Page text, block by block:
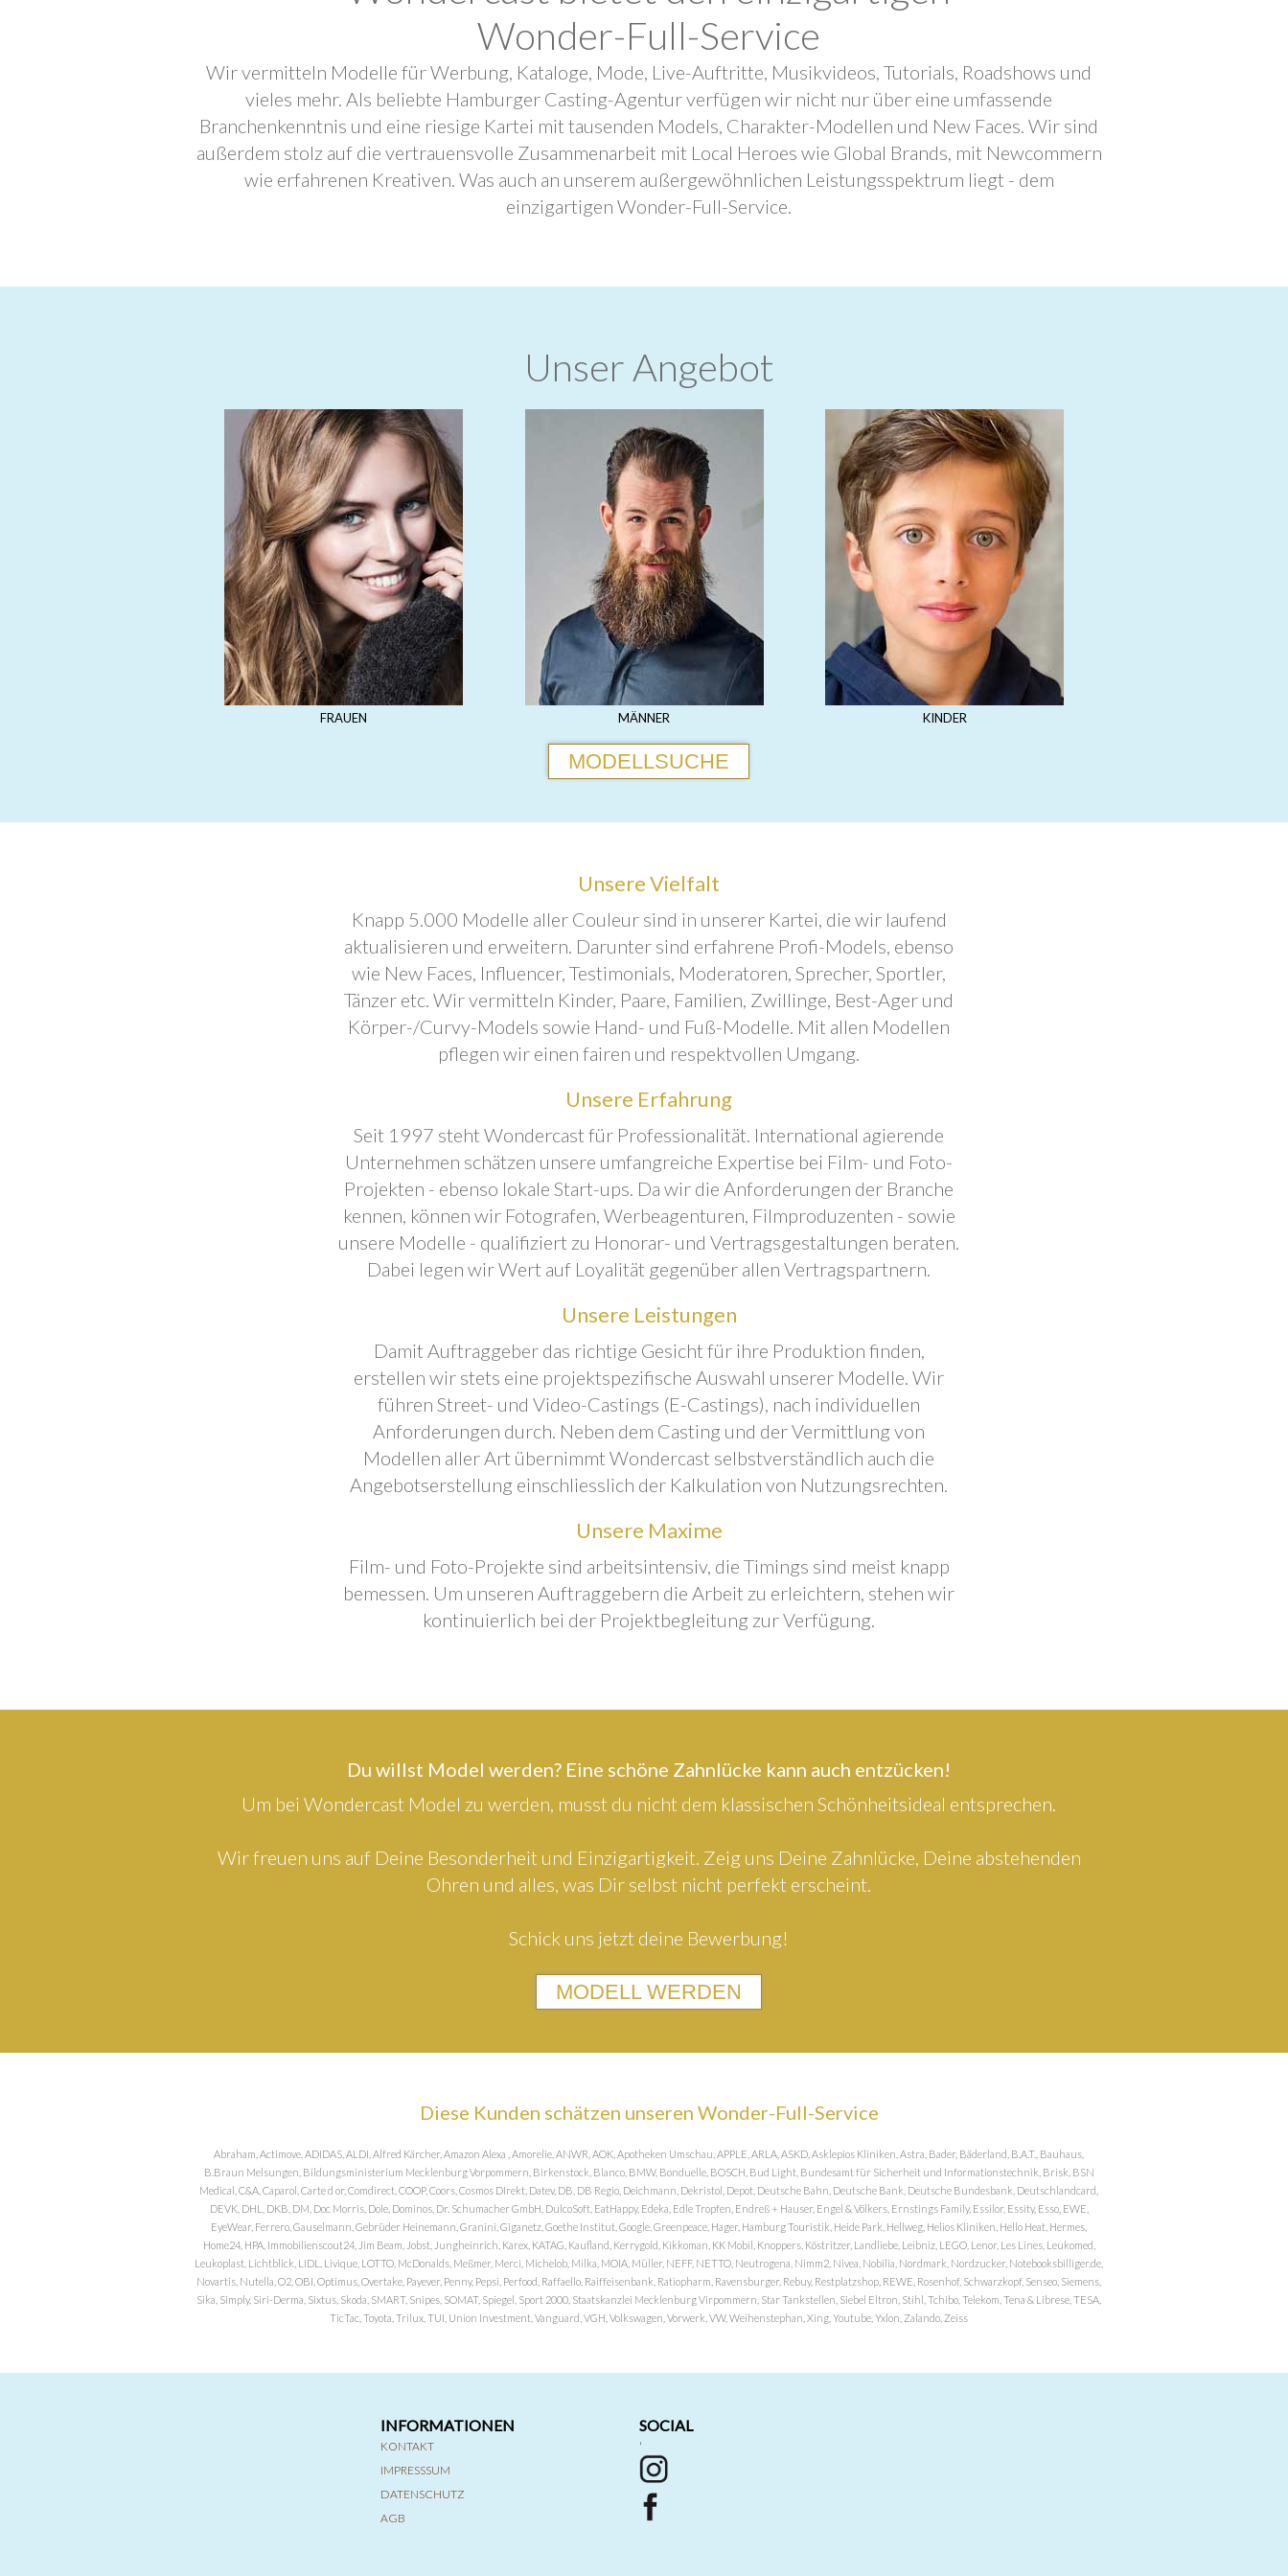
Wonder-Full-Service
Wir vermitteln Modelle für Werbung, Kataloge, Mode, Live-Auftritte, Musikvideos, Tutorials, Roadshows und
vieles mehr. Als beliebte Hamburger Casting-Agentur verfügen wir nicht nur über eine umfassende
Branchenkenntnis und eine riesige Kartei mit tausenden Models, Charakter-Modellen und New Faces. Wir sind
außerdem stolz auf die vertrauensvolle Zusammenarbeit mit Local Heroes wie Global Brands, mit Newcommern
wie erfahrenen Kreativen. Was auch an unserem außergewöhnlichen Leistungsspektrum liegt - dem
einzigartigen Wonder-Full-Service.
Unser Angebot
FRAUEN MÄNNER KINDER
MODELLSUCHE
Unsere Vielfalt
Knapp 5.000 Modelle aller Couleur sind in unserer Kartei, die wir laufend
aktualisieren und erweitern. Darunter sind erfahrene Profi-Models, ebenso
wie New Faces, Influencer, Testimonials, Moderatoren, Sprecher, Sportler,
Tänzer etc. Wir vermitteln Kinder, Paare, Familien, Zwillinge, Best-Ager und
Körper-/Curvy-Models sowie Hand- und Fuß-Modelle. Mit allen Modellen
pflegen wir einen fairen und respektvollen Umgang.
Unsere Erfahrung
Seit 1997 steht Wondercast für Professionalität. International agierende
Unternehmen schätzen unsere umfangreiche Expertise bei Film- und Foto-
Projekten - ebenso lokale Start-ups. Da wir die Anforderungen der Branche
kennen, können wir Fotografen, Werbeagenturen, Filmproduzenten - sowie
unsere Modelle - qualifiziert zu Honorar- und Vertragsgestaltungen beraten.
Dabei legen wir Wert auf Loyalität gegenüber allen Vertragspartnern.
Unsere Leistungen
Damit Auftraggeber das richtige Gesicht für ihre Produktion finden,
erstellen wir stets eine projektspezifische Auswahl unserer Modelle. Wir
führen Street- und Video-Castings (E-Castings), nach individuellen
Anforderungen durch. Neben dem Casting und der Vermittlung von
Modellen aller Art übernimmt Wondercast selbstverständlich auch die
Angebotserstellung einschliesslich der Kalkulation von Nutzungsrechten.
Unsere Maxime
Film- und Foto-Projekte sind arbeitsintensiv, die Timings sind meist knapp
bemessen. Um unseren Auftraggebern die Arbeit zu erleichtern, stehen wir
kontinuierlich bei der Projektbegleitung zur Verfügung.
Du willst Model werden? Eine schöne Zahnlücke kann auch entzücken!
Um bei Wondercast Model zu werden, musst du nicht dem klassischen Schönheitsideal entsprechen.
Wir freuen uns auf Deine Besonderheit und Einzigartigkeit. Zeig uns Deine Zahnlücke, Deine abstehenden
Ohren und alles, was Dir selbst nicht perfekt erscheint.
Schick uns jetzt deine Bewerbung!
MODELL WERDEN
Diese Kunden schätzen unseren Wonder-Full-Service
Abraham, Actimove, ADIDAS, ALDI, Alfred Kärcher, Amazon Alexa , Amorelie, ANWR, AOK, Apotheken Umschau, APPLE, ARLA, ASKD, Asklepios Kliniken, Astra, Bader, Bäderland, B.A.T., Bauhaus,
B.Braun Melsungen, Bildungsministerium Mecklenburg Vorpommern, Birkenstock, Blanco, BMW, Bonduelle, BOSCH, Bud Light, Bundesamt für Sicherheit und Informationstechnik, Brisk, BSN
Medical, C&A, Caparol, Carte d or, Comdirect, COOP, Coors, Cosmos DIrekt, Datev, DB, DB Regio, Deichmann, Dekristol, Depot, Deutsche Bahn, Deutsche Bank, Deutsche Bundesbank, Deutschlandcard,
DEVK, DHL, DKB, DM, Doc Morris, Dole, Dominos, Dr. Schumacher GmbH, DulcoSoft, EatHappy, Edeka, Edle Tropfen, Endreß + Hauser, Engel & Völkers, Ernstings Family, Essilor, Essity, Esso, EWE,
EyeWear, Ferrero, Gauselmann, Gebrüder Heinemann, Granini, Giganetz, Goethe Institut, Google, Greenpeace, Hager, Hamburg Touristik, Heide Park, Hellweg, Helios Kliniken, Hello Heat, Hermes,
Home24, HPA, Immobilienscout24, Jim Beam, Jobst, Jungheinrich, Karex, KATAG, Kaufland, Kerrygold, Kikkoman, KK Mobil, Knoppers, Köstritzer, Landliebe, Leibniz, LEGO, Lenor, Les Lines, Leukomed,
Leukoplast, Lichtblick, LIDL, Livique, LOTTO, McDonalds, Meßmer, Merci, Michelob, Milka, MOIA, Müller, NEFF, NETTO, Neutrogena, Nimm2, Nivea, Nobilia, Nordmark, Nordzucker, Notebooksbilliger.de,
Novartis, Nutella, O2, OBI, Optimus, Overtake, Payever, Penny, Pepsi, Perfood, Raffaello, Raiffeisenbank, Ratiopharm, Ravensburger, Rebuy, Restplatzshop, REWE, Rosenhof, Schwarzkopf, Senseo, Siemens,
Sika, Simply, Siri-Derma, Sixtus, Skoda, SMART, Snipes, SOMAT, Spiegel, Sport 2000, Staatskanzlei Mecklenburg Virpommern, Star Tankstellen, Siebel Eltron, Stihl, Tchibo, Telekom, Tena & Librese, TESA,
TicTac, Toyota, Trilux, TUI, Union Investment, Vanguard, VGH, Volkswagen, Vorwerk, VW, Weihenstephan, Xing, Youtube, Yxlon, Zalando, Zeiss
INFORMATIONEN
KONTAKT
IMPRESSSUM
DATENSCHUTZ
AGB
SOCIAL
'